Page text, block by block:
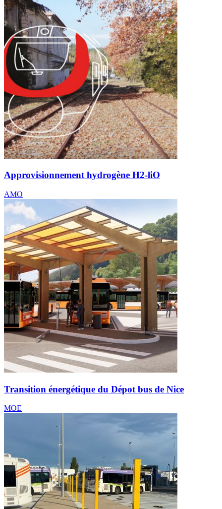
Approvisionnement hydrogène H2-liO
AMO
Transition énergétique du Dépot bus de Nice
MOE